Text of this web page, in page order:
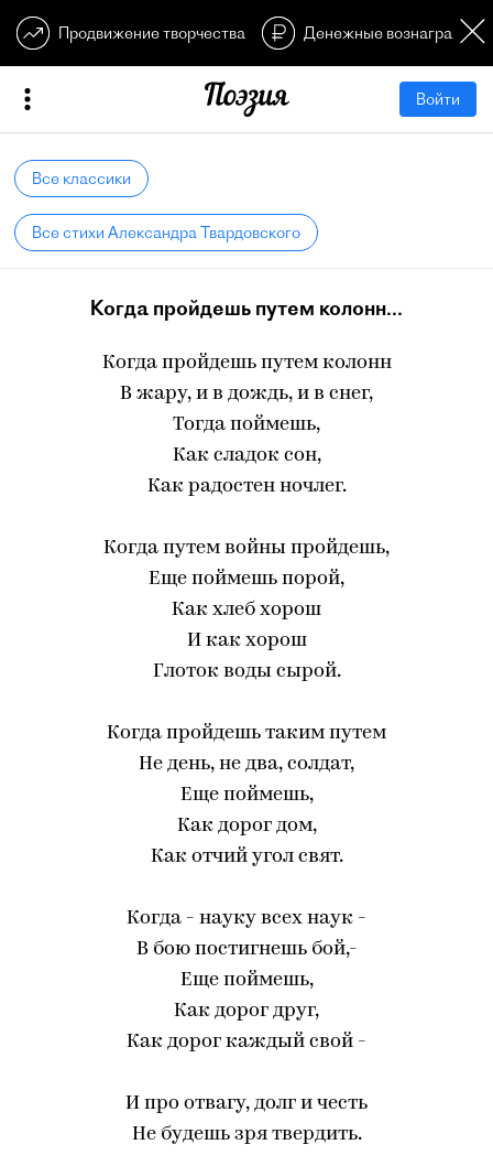
Продвижение творчества Денежные
Войти
Все классики
Все стихи Александра Твардовского
Когда пройдешь путем колонн...
Когда пройдешь путем колонн
В жару, и в дождь, и в снег,
Тогда поймешь,
Как сладок сон,
Как радостен ночлег.
Когда путем войны пройдешь,
Еще поймешь порой,
Как хлеб хорош
И как хорош
Глоток воды сырой.
Когда пройдешь таким путем
Не день, не два, солдат,
Еще поймешь,
Как дорог дом,
Как отчий угол свят.
Когда - науку всех наук -
В бою постигнешь бой,-
Еще поймешь,
Как дорог друг,
Как дорог каждый свой -
И про отвагу, долг и честь
Не будешь зря твердить.